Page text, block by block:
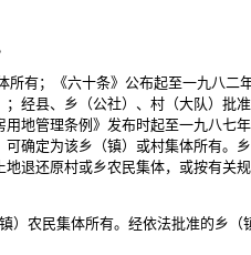
有；《六十条》公布起至一九八二
经县、乡（公社）、村（大队）批
地管理条例》发布时起至一九八七
确定为该乡（镇）或村集体所有。
退还原村或乡农民集体，或按有关
农民集体所有。经依法批准的乡（